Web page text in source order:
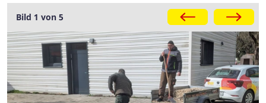
Galerie
Bild 1 von 5